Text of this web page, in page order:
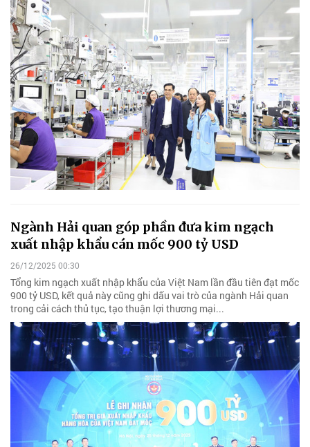
Ngành Hải quan góp phần đưa kim ngạch
xuất nhập khẩu cán mốc 900 tỷ USD
26/12/2025 00:30
Tổng kim ngạch xuất nhập khẩu của Việt Nam lần đầu tiên đạt mốc
900 tỷ USD, kết quả này cũng ghi dấu vai trò của ngành Hải quan
trong cải cách thủ tục, tạo thuận lợi thương mại...